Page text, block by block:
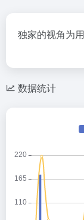
独家的视角为
数据统计